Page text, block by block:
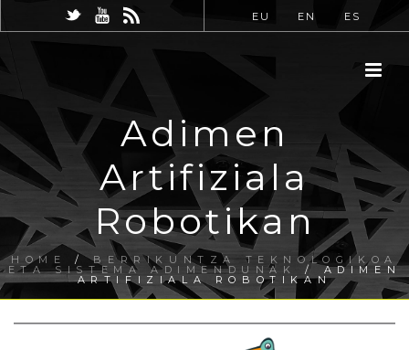
EU EN ES
Adimen
Artifiziala
Robotikan
HOME /BERRIKUNTZA TEKNOLOGIKOA
ETA SISTEMA ADIMENDUNAK / ADIMEN
ARTIFIZIALA ROBOTIKAN